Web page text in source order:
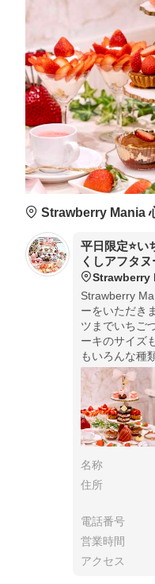
Strawberry Mania
平日限定⭐️い
くしアフタ
Strawberry
Strawberry
ーをいただき
ツまでいちご
ーキのサイズ
もいろんな種
約制です✨
名称
住所
電話番号
営業時間
アクセス